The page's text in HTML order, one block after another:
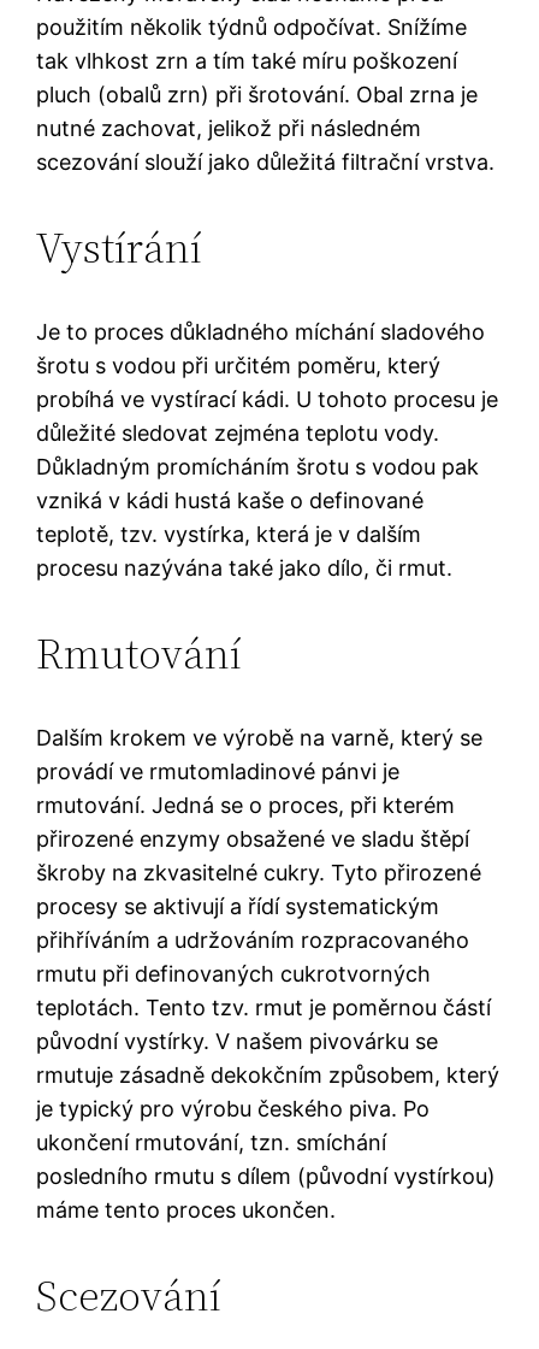
použitím několik týdnů odpočívat. Snížíme
tak vlhkost zrn a tím také míru poškození
pluch (obalů zrn) při šrotování. Obal zrna je
nutné zachovat, jelikož při následném
scezování slouží jako důležitá filtrační vrstva.
Vystírání
Je to proces důkladného míchání sladového
šrotu s vodou při určitém poměru, který
probíhá ve vystírací kádi. U tohoto procesu je
důležité sledovat zejména teplotu vody.
Důkladným promícháním šrotu s vodou pak
vzniká v kádi hustá kaše o definované
teplotě, tzv. vystírka, která je v dalším
procesu nazývána také jako dílo, či rmut.
Rmutování
Dalším krokem ve výrobě na varně, který se
provádí ve rmutomladinové pánvi je
rmutování. Jedná se o proces, při kterém
přirozené enzymy obsažené ve sladu štěpí
škroby na zkvasitelné cukry. Tyto přirozené
procesy se aktivují a řídí systematickým
přihříváním a udržováním rozpracovaného
rmutu při definovaných cukrotvorných
teplotách. Tento tzv. rmut je poměrnou částí
původní vystírky. V našem pivovárku se
rmutuje zásadně dekokčním způsobem, který
je typický pro výrobu českého piva. Po
ukončení rmutování, tzn. smíchání
posledního rmutu s dílem (původní vystírkou)
máme tento proces ukončen.
Scezování